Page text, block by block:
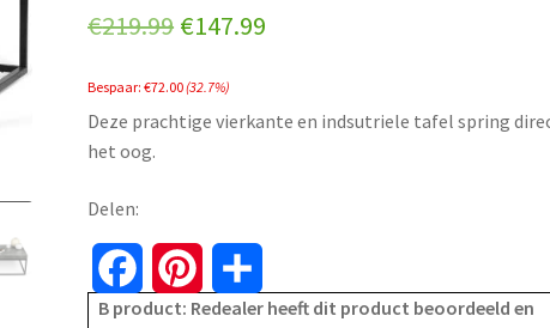
€219.99 Original
was:
€147.99
is:
Bespaar:€72.00(32.7%)
Deze prachtige vierkante en indsutriele tafel spring
het oog.
Delen:
a i h
B product: Redealer heeft dit product beoordeeld en